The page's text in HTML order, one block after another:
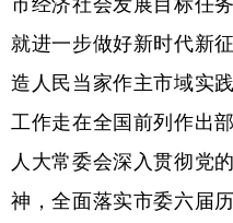
就进一步做好新时代新
造人民当家作主市域实
工作走在全国前列作出
人大常委会深入贯彻党
神，全面落实市委六届